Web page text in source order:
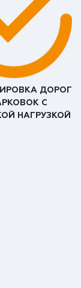
ДОРОГ
С
НАГРУЗКОЙ